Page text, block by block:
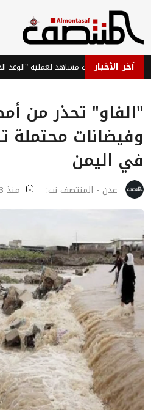
آخر الأخبار
"الفاو" تحذر من
وفيضانات محتملة
في اليمن
عدن - المنتصف نت: منذ 3 أشهر